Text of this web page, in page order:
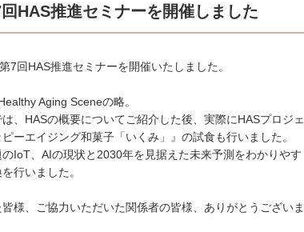
回HAS推進セミナーを開催しました
7回HAS推進セミナーを開催いたしました。
Aging Sceneの略。
、HASの概要についてご紹介した後、実際にHASプロ
ーエイジング和菓子「いくみ」』の試食も行いました。
IoT、AIの現状と2030年を見据えた未来予測をわかりや
行いました。
様、ご協力いただいた関係者の皆様、ありがとうございま